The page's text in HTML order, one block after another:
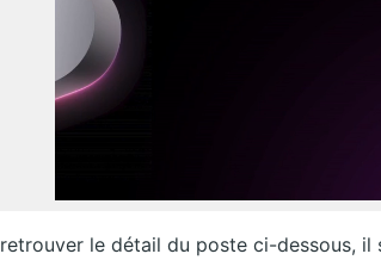
le détail du poste ci-dessous,